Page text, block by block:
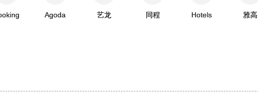
Agoda 艺龙 同程 Hotels 雅高